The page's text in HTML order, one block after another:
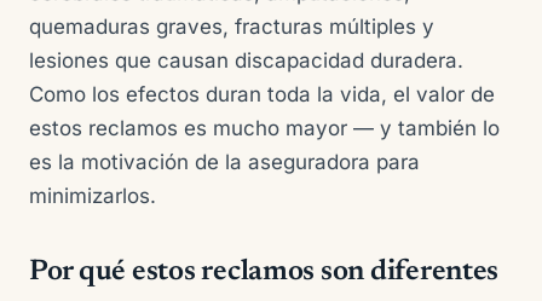
quemaduras graves, fracturas múltiples y
lesiones que causan discapacidad duradera.
Como los efectos duran toda la vida, el valor de
estos reclamos es mucho mayor — y también lo
es la motivación de la aseguradora para
minimizarlos.
Por qué estos reclamos son diferentes